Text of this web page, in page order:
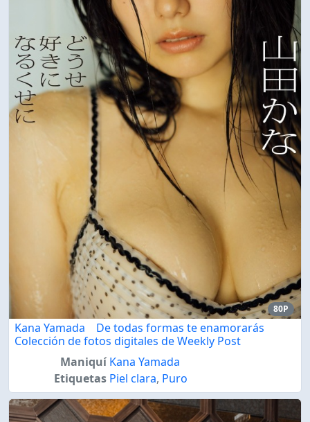
80P
Kana Yamada De todas formas te enamorarás
Colección de fotos digitales de Weekly Post
Maniquí Kana Yamada
Etiquetas Piel clara, Puro